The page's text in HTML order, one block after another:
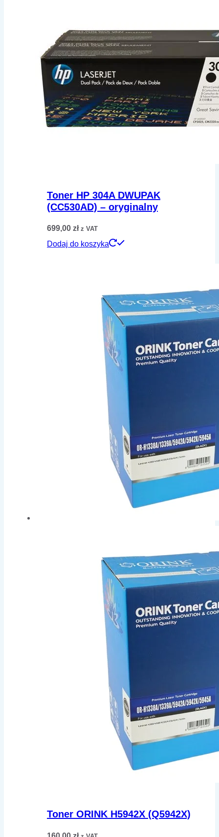
Toner HP 304A DWUPAK
(CC530AD) – oryginalny
699,00 zł z VAT
Dodaj do koszyka
Toner ORINK H5942X (Q5942X)